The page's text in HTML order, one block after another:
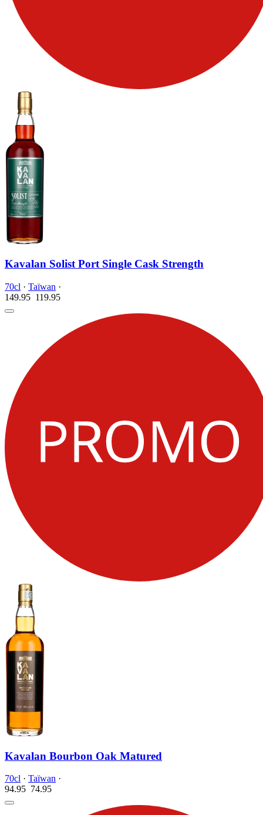
Kavalan Solist Port Single Cask Strength
70cl · Taïwan ·
149.95 119.95
Kavalan Bourbon Oak Matured
70cl · Taïwan ·
94.95 74.95